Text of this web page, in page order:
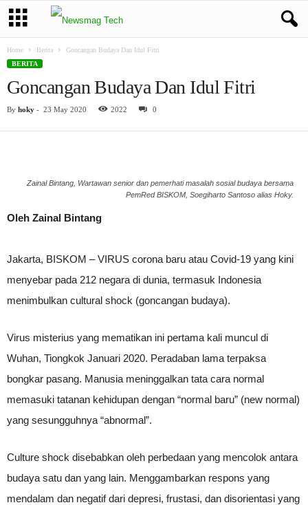
Home Berita
Goncangan Budaya Dan Idul Fitri
BERITA
Goncangan Budaya Dan Idul Fitri
By hoky - 23 May 2020 2022 0
Zainal Bintang, Wartawan senior dan pemerhati masalah sosial budaya bersama
PemRed BISKOM, Soegiharto Santoso alias Hoky.
Oleh Zainal Bintang
Jakarta, BISKOM – VIRUS corona baru atau Covid-19 yang kini
menyebar pada 212 negara di dunia, termasuk Indonesia
menimbulkan cultural shock (goncangan budaya).
Virus misterius yang mematikan ini pertama kali muncul di
Wuhan, Tiongkok Januari 2020. Peradaban lama terpaksa
bongkar pasang. Manusia meninggalkan tata cara normal
memasuki tatanan kehidupan dengan “normal baru” (new normal)
yang sesungguhnya “abnormal”.
Culture shock disebabkan oleh perbedaan yang mencolok antara
budaya satu dan yang lain. Menggambarkan respons yang
mendalam dan negatif dari depresi, frustasi, dan disorientasi yang